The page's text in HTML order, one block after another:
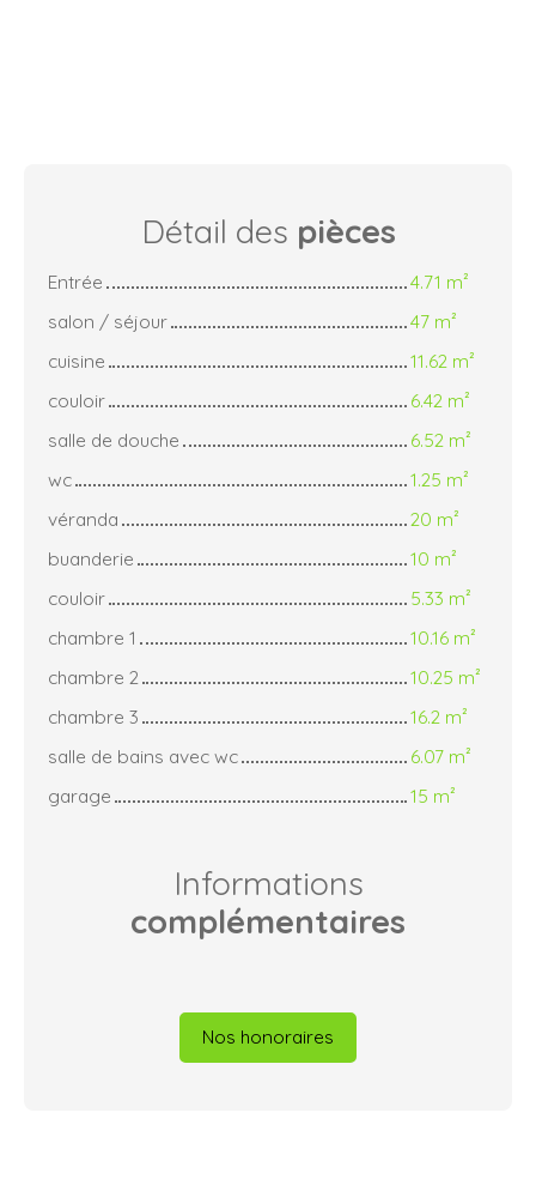
Détail des pièces
Entrée
4.71 m²
salon / séjour
47 m²
cuisine
11.62 m²
couloir
6.42 m²
salle de douche
6.52 m²
wc
1.25 m²
véranda
20 m²
buanderie
10 m²
couloir
5.33 m²
chambre 1
10.16 m²
chambre 2
10.25 m²
chambre 3
16.2 m²
salle de bains avec wc
6.07 m²
garage
15 m²
Informations
complémentaires
Nos honoraires